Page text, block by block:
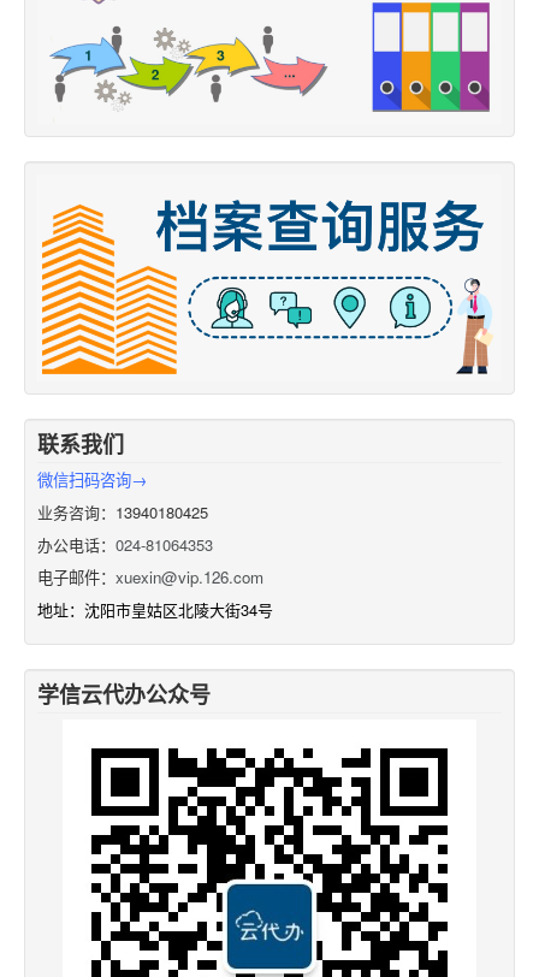
联系我们
微信扫码咨询→
业务咨询：13940180425
办公电话： 024-81064353
电子邮件： xuexin@vip.126.com
地址：沈阳市皇姑区北陵大街34号
学信云代办公众号